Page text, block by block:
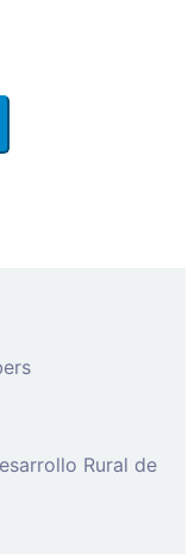
Rural de